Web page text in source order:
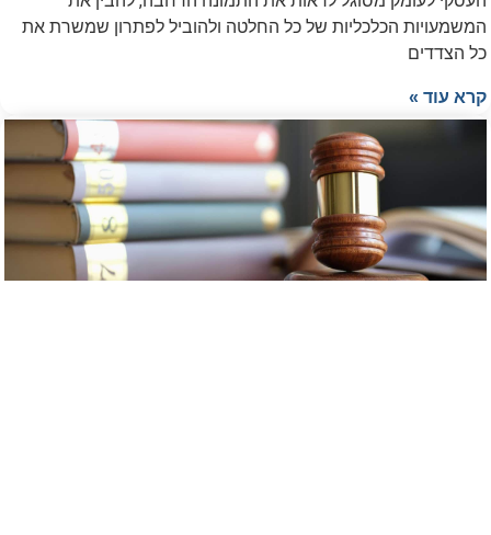
המשמעויות הכלכליות של כל החלטה ולהוביל לפתרון שמשרת את
כל הצדדים
קרא עוד »